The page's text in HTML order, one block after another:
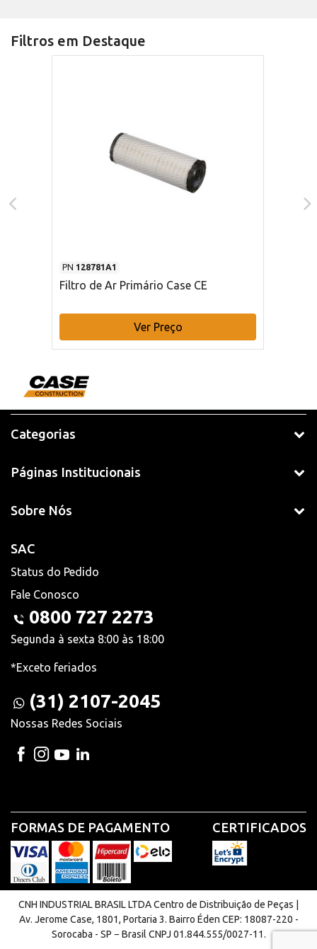
Filtros em Destaque
PN 128781A1
Filtro de Ar Primário Case CE
Ver Preço
Categorias
Páginas Institucionais
Sobre Nós
SAC
Status do Pedido
Fale Conosco
0800 727 2273
Segunda à sexta 8:00 às 18:00
*Exceto feriados
(31) 2107-2045
Nossas Redes Sociais
FORMAS DE PAGAMENTO CERTIFICADOS
CNH INDUSTRIAL BRASIL LTDA Centro de Distribuição de Peças |
Av. Jerome Case, 1801, Portaria 3. Bairro Éden CEP: 18087-220 -
Sorocaba - SP − Brasil CNPJ 01.844.555/0027-11.